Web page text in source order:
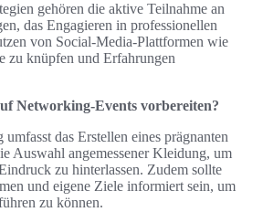
gehören die aktive Teilnahme an
das Engagieren in professionellen
von Social-Media-Plattformen wie
zu knüpfen und Erfahrungen
Networking-Events vorbereiten?
das Erstellen eines prägnanten
Auswahl angemessener Kleidung, um
zu hinterlassen. Zudem sollte
und eigene Ziele informiert sein, um
zu können.